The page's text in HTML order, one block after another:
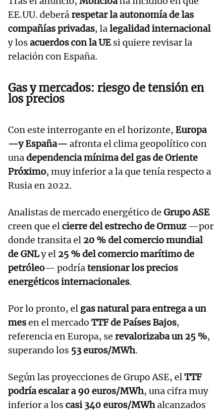
EE.UU. deberárespetar la autonomía de las
compañías privadas, lalegalidad internacional
y losacuerdos con la UE si quiere revisar la
relación con España.
Gas y mercados: riesgo de tensión en
los precios
Con este interrogante en el horizonte, Europa
—y España— afronta el clima geopolítico con
unadependencia mínima del gas de Oriente
Próximo, muy inferior a la que tenía respecto a
Rusia en 2022.
Analistas de mercado energético de Grupo ASE
creen que elcierre del estrecho de Ormuz —por
donde transita el 20 % del comercio mundial
de GNLy el 25 % del comercio marítimo de
petróleo— podríatensionar los precios
energéticos internacionales.
Por lo pronto, el gas natural para entrega a un
mesen el mercado TTF de Países Bajos,
referencia en Europa, se revalorizaba un 25 %,
superando los 53 euros/MWh.
Según las proyecciones de Grupo ASE, elTTF
podría escalar a 90 euros/MWh, una cifra muy
inferior a loscasi 340 euros/MWhalcanzados